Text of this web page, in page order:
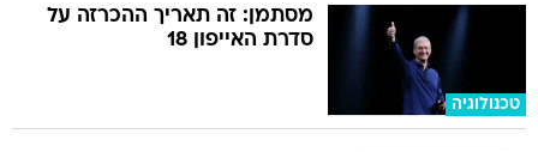
טכנולוגיה
מסתמן: זה תאריך ההכרזה על
סדרת האייפון 18